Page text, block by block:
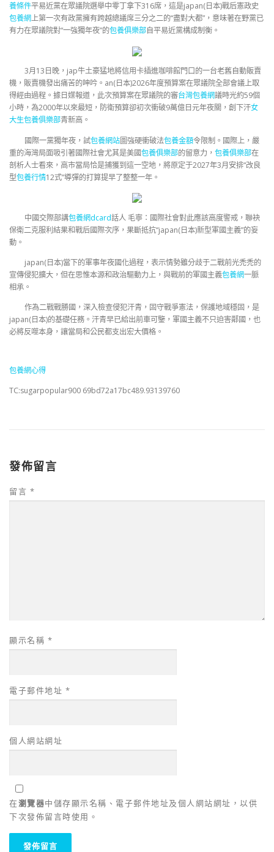
養條件平易近黨在眾議院選舉中零丁拿下316席，這是japan(日本)戰后憲政史
包養網上第一次有政黨擁有跨越總議席三分之二的“盡對大都”，意味著在野黨已
有力在眾議院對“一強獨年夜”的包養俱樂部自平易近黨構成制衡。
3月13日晚，jap牛土豪猛地將信用卡插進咖啡館門口的一台老舊自動販賣
機，販賣機發出痛苦的呻吟。an(日本)2026年度預算案在眾議院全部會議上取
得經由過程。據日媒報道，此次預算案在眾議院的審台灣包養網議時光約59個
小時，為2000年以來最短，防衛預算卻初次衝破9萬億日元年夜關，創下汗女
大生包養俱樂部青新高。
國際一黨獨年夜，試包養網站圖強硬衝破法包養金額令限制。國際上，嚴
重的海灣局面吸引著國際社會尤其是美國包養俱樂部的留意力， 包養俱樂部在
剖析人士看來，高市當局恰是捕獲到這一空地，將原定于2027年3月安排“改良
型包養行情12式”導彈的打算提早了整整一年。
中國交際部講包養網dcard話人 毛寧：國際社會對此應該高度警戒，聯袂
保衛二克服利結果和戰后國際次序，果斷抵抗“japan(日本)新型軍國主義”的妄
動。
japan(日本)當下的軍事年夜國化過程，表示情勢雖分歧于二戰前光禿禿的
宣傳侵犯擴大，但在思惟本源和政治驅動力上，與戰前的軍國主義包養網一脈
相承。
作為二戰戰勝國，深入檢查侵犯汗青，固守戰爭憲法，保護地域穩固，是
japan(日本)的基礎任務。汗青早已給出前車可鑒，軍國主義不只迫害鄰國，也
必將反噬本身，讓當局和公民都支出宏大價格。
包養網心得
TC:sugarpopular900 69bd72a17bc489.93139760
發佈留言
留言 *
顯示名稱 *
電子郵件地址 *
個人網站網址
在瀏覽器中儲存顯示名稱、電子郵件地址及個人網站網址，以供
下次發佈留言時使用。